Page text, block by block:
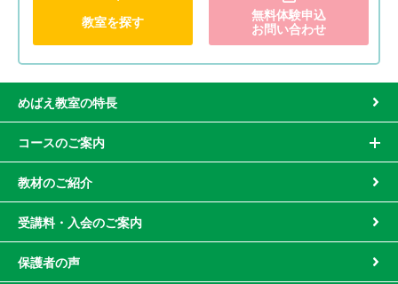
教室を探す
無料体験申込
お問い合わせ
めばえ教室の特長
コースのご案内
教材のご紹介
受講料・入会のご案内
保護者の声